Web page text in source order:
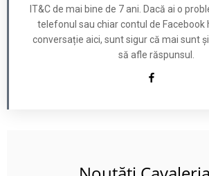
IT&C de mai bine de 7 ani. Dacă ai o
telefonul sau chiar contul de Facebook
conversație aici, sunt sigur că mai sunt
să afle răspunsul.